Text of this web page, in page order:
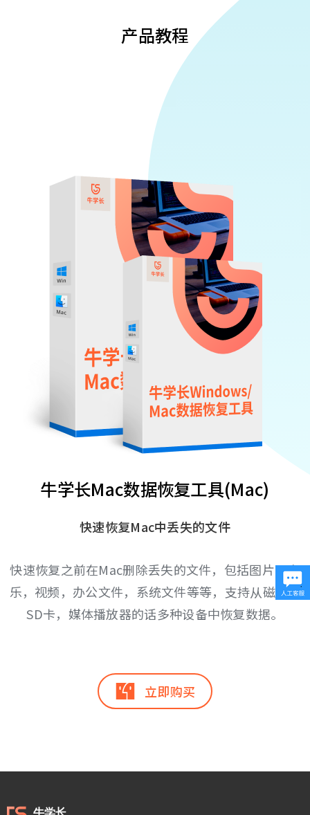
产品教程
牛学长Mac数据恢复工具(Mac)
快速恢复Mac中丢失的文件
快速恢复之前在Mac删除丢失的文件，包括图片，音
乐，视频，办公文件，系统文件等等，支持从磁盘，
SD卡，媒体播放器的话多种设备中恢复数据。
立即购买